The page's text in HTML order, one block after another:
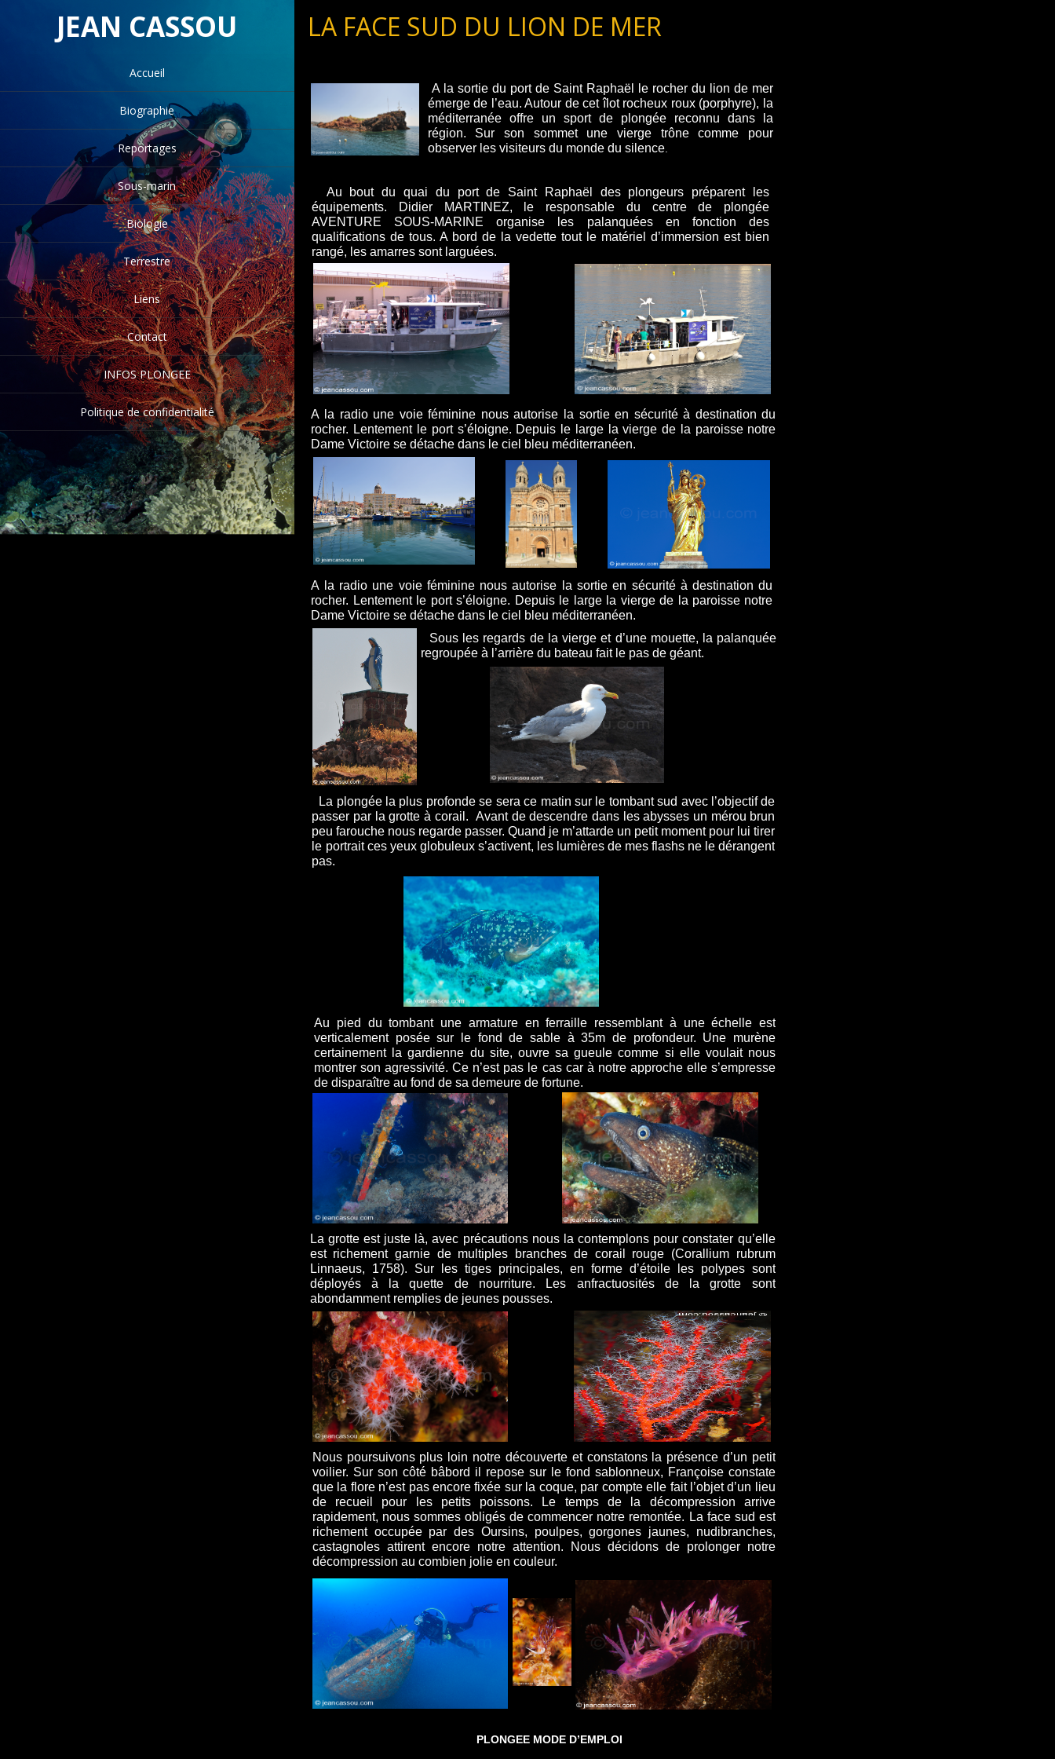
JEAN CASSOU
Accueil
Biographie
Reportages
Sous-marin
Biologie
Terrestre
Liens
Contact
INFOS PLONGEE
Politique de confidentialité
LA FACE SUD DU LION DE MER
A la sortie du port de Saint Raphaël le rocher du lion de mer
émerge de l’eau. Autour de cet îlot rocheux roux (porphyre), la
méditerranée offre un sport de plongée reconnu dans la
région. Sur son sommet une vierge trône comme pour
observer les visiteurs du monde du silence.
Au bout du quai du port de Saint Raphaël des plongeurs préparent les
équipements. Didier MARTINEZ, le responsable du centre de plongée
AVENTURE SOUS-MARINE organise les palanquées en fonction des
qualifications de tous. A bord de la vedette tout le matériel d’immersion est bien
rangé, les amarres sont larguées.
A la radio une voie féminine nous autorise la sortie en sécurité à destination du
rocher. Lentement le port s’éloigne. Depuis le large la vierge de la paroisse notre
Dame Victoire se détache dans le ciel bleu méditerranéen.
A la radio une voie féminine nous autorise la sortie en sécurité à destination du
rocher. Lentement le port s’éloigne. Depuis le large la vierge de la paroisse notre
Dame Victoire se détache dans le ciel bleu méditerranéen.
Sous les regards de la vierge et d’une mouette, la palanquée
regroupée à l’arrière du bateau fait le pas de géant.
La plongée la plus profonde se sera ce matin sur le tombant sud avec l’objectif de
passer par la grotte à corail. Avant de descendre dans les abysses un mérou brun
peu farouche nous regarde passer. Quand je m’attarde un petit moment pour lui tirer
le portrait ces yeux globuleux s’activent, les lumières de mes flashs ne le dérangent
pas.
Au pied du tombant une armature en ferraille ressemblant à une échelle est
verticalement posée sur le fond de sable à 35m de profondeur. Une murène
certainement la gardienne du site, ouvre sa gueule comme si elle voulait nous
montrer son agressivité. Ce n’est pas le cas car à notre approche elle s’empresse
de disparaître au fond de sa demeure de fortune.
La grotte est juste là, avec précautions nous la contemplons pour constater qu’elle
est richement garnie de multiples branches de corail rouge (Corallium rubrum
Linnaeus, 1758). Sur les tiges principales, en forme d’étoile les polypes sont
déployés à la quette de nourriture. Les anfractuosités de la grotte sont
abondamment remplies de jeunes pousses.
Nous poursuivons plus loin notre découverte et constatons la présence d’un petit
voilier. Sur son côté bâbord il repose sur le fond sablonneux, Françoise constate
que la flore n’est pas encore fixée sur la coque, par compte elle fait l’objet d’un lieu
de recueil pour les petits poissons. Le temps de la décompression arrive
rapidement, nous sommes obligés de commencer notre remontée. La face sud est
richement occupée par des Oursins, poulpes, gorgones jaunes, nudibranches,
castagnoles attirent encore notre attention. Nous décidons de prolonger notre
décompression au combien jolie en couleur.
PLONGEE MODE D’EMPLOI